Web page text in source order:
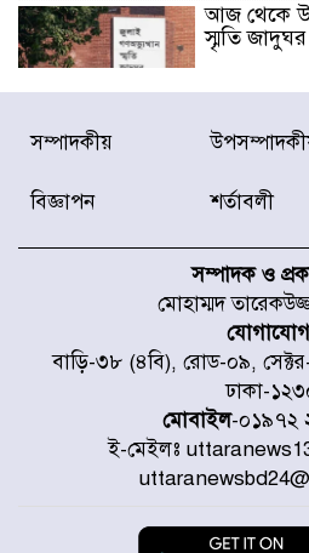
আজ থেকে
স্মৃতি জাদুঘর
রাজধানীর
অফিসের
করেছে র‌্যাব-১
চূড়ান্ত
প্রত্যেক
হবে, সে যত
চট্টগ্রামে
প্রতিমন্ত্রী
আগামী ৫
সম্পাদকীয়
বিজ্ঞাপন শর্তাবলী
সম্পাদক ও
মোহাম্মদ
বাড়ি-৩৮ (৪বি), রোড-০৯,
ঢাকা-
মোবাইল-০১৯৭২
ই-মেইলঃ